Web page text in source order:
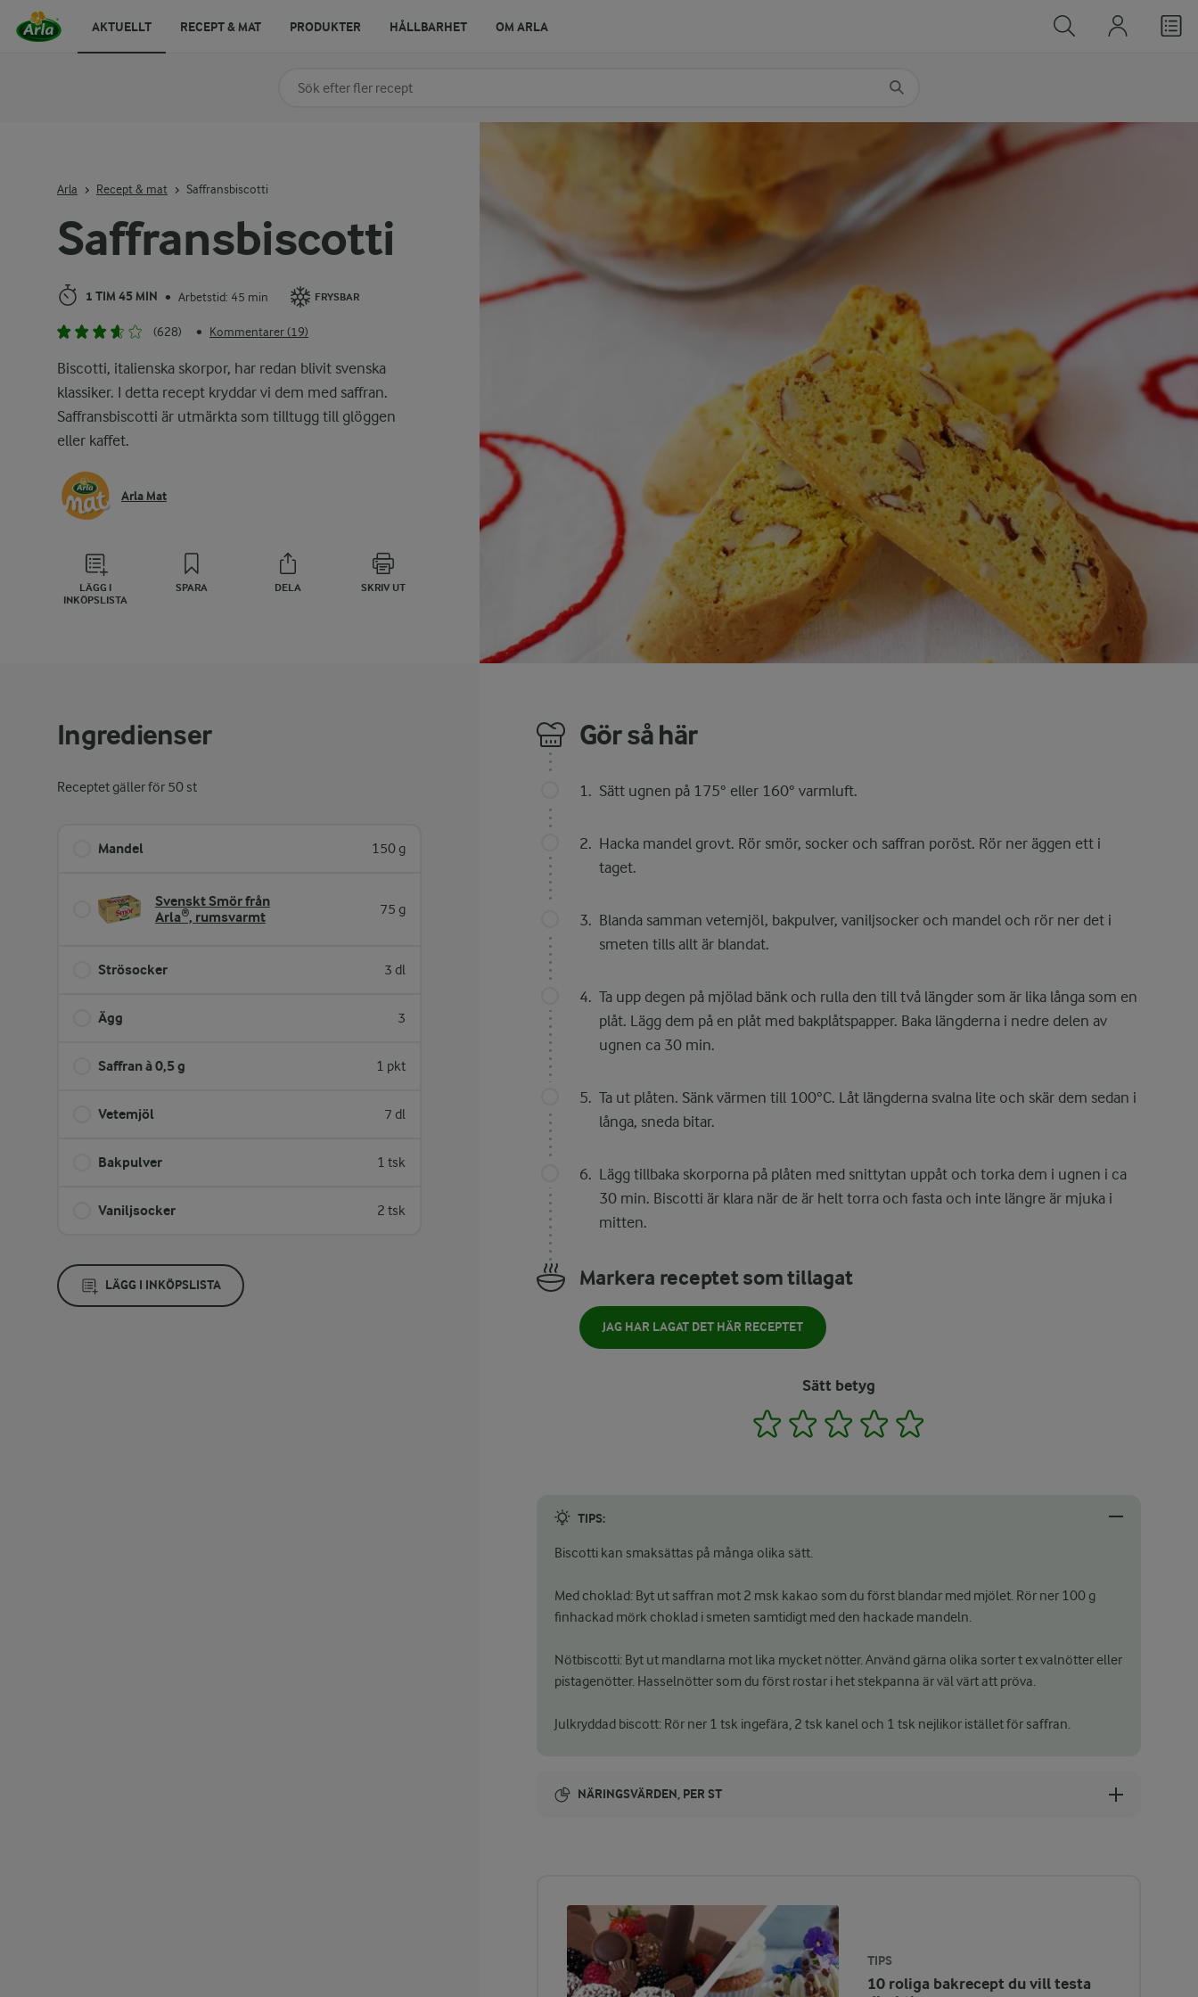
Saffransbiscotti
1 TIM 45 MIN • Arbetstid: 45 min FRYSBAR
(628) • Kommentarer (19)
Biscotti, italienska skorpor, har redan blivit svenska
klassiker. I detta recept kryddar vi dem med saffran.
Saffransbiscotti är utmärkta som tilltugg till glöggen
eller kaffet.
Arla Mat
LÄGG I
INKÖPSLISTA
SPARA DELA SKRIV UT
Arla Recept & mat Saffransbiscotti
Ingredienser
Receptet gäller för 50 st
Mandel 150 g
Svenskt Smör från
Arla®, rumsvarmt
75 g
Strösocker 3 dl
Ägg 3
Saffran à 0,5 g 1 pkt
Vetemjöl 7 dl
Bakpulver 1 tsk
Vaniljsocker 2 tsk
LÄGG I INKÖPSLISTA
Gör så här
Sätt ugnen på 175° eller 160° varmluft.
Hacka mandel grovt. Rör smör, socker och saffran poröst. Rör ner äggen ett i
taget.
Blanda samman vetemjöl, bakpulver, vaniljsocker och mandel och rör ner det i
smeten tills allt är blandat.
Ta upp degen på mjölad bänk och rulla den till två längder som är lika långa som en
plåt. Lägg dem på en plåt med bakplåtspapper. Baka längderna i nedre delen av
ugnen ca 30 min.
Ta ut plåten. Sänk värmen till 100°C. Låt längderna svalna lite och skär dem sedan i
långa, sneda bitar.
Lägg tillbaka skorporna på plåten med snittytan uppåt och torka dem i ugnen i ca
30 min. Biscotti är klara när de är helt torra och fasta och inte längre är mjuka i
mitten.
Markera receptet som tillagat
JAG HAR LAGAT DET HÄR RECEPTET
Sätt betyg
1 2 3 4
TIPS:
Biscotti kan smaksättas på många olika sätt.
Med choklad: Byt ut saffran mot 2 msk kakao som du först blandar med mjölet. Rör ner 100 g
finhackad mörk choklad i smeten samtidigt med den hackade mandeln.
Nötbiscotti: Byt ut mandlarna mot lika mycket nötter. Använd gärna olika sorter t ex valnötter eller
pistagenötter. Hasselnötter som du först rostar i het stekpanna är väl värt att pröva.
Julkryddad biscott: Rör ner 1 tsk ingefära, 2 tsk kanel och 1 tsk nejlikor istället för saffran.
NÄRINGSVÄRDEN, PER ST
ENERGIDISTRIBUTION %
NÄRINGSVÄRDEN PER ST
Fiber:
-
0,9 g
TIPS
10 roliga bakrecept du vill testa
Sök på kategori eller ingrediens
AKTUELLT RECEPT & MAT PRODUKTER HÅLLBARHET OM ARLA